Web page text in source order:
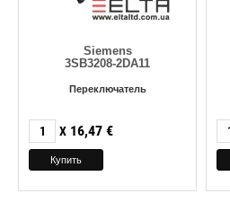
Siemens
3SB3208-2DA11
Переключатель
X 16,47 €